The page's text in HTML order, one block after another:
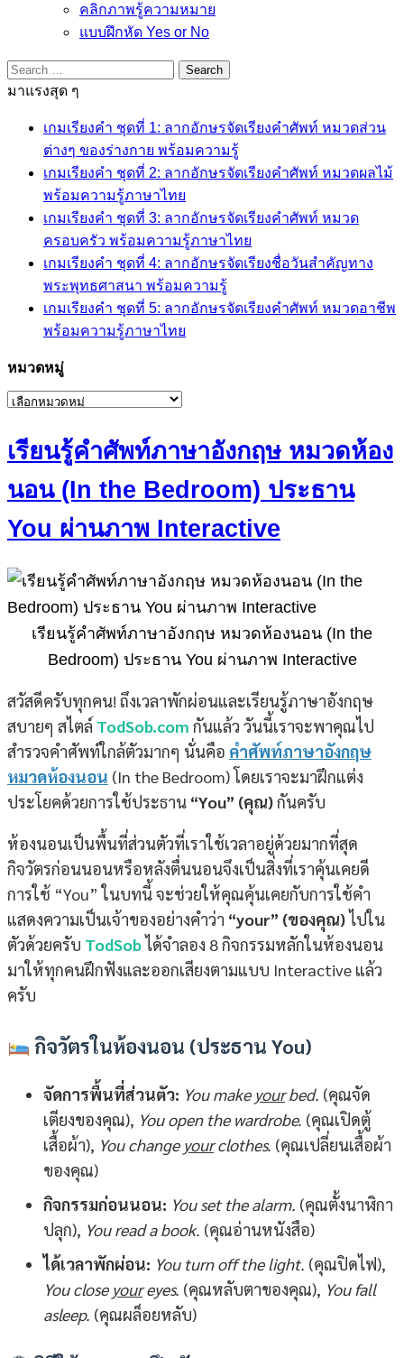
คลิกภาพรู้ความหมาย
แบบฝึกหัด Yes or No
Search
for:
มาแรงสุด ๆ
เกมเรียงคำ ชุดที่ 1: ลากอักษรจัดเรียงคำศัพท์ หมวดส่วน
ต่างๆ ของร่างกาย พร้อมความรู้
เกมเรียงคำ ชุดที่ 2: ลากอักษรจัดเรียงคำศัพท์ หมวดผลไม้
พร้อมความรู้ภาษาไทย
เกมเรียงคำ ชุดที่ 3: ลากอักษรจัดเรียงคำศัพท์ หมวด
ครอบครัว พร้อมความรู้ภาษาไทย
เกมเรียงคำ ชุดที่ 4: ลากอักษรจัดเรียงชื่อวันสำคัญทาง
พระพุทธศาสนา พร้อมความรู้
เกมเรียงคำ ชุดที่ 5: ลากอักษรจัดเรียงคำศัพท์ หมวดอาชีพ
พร้อมความรู้ภาษาไทย
หมวดหมู่
หมวด
เรียนรู้คำศัพท์ภาษาอังกฤษ หมวดห้อง
นอน (In the Bedroom) ประธาน
You ผ่านภาพ Interactive
เรียนรู้คำศัพท์ภาษาอังกฤษ หมวดห้องนอน (In the
Bedroom) ประธาน You ผ่านภาพ Interactive
สวัสดีครับทุกคน! ถึงเวลาพักผ่อนและเรียนรู้ภาษาอังกฤษ
สบายๆ สไตล์ TodSob.com กันแล้ว วันนี้เราจะพาคุณไป
สำรวจคำศัพท์ใกล้ตัวมากๆ นั่นคือ คำศัพท์ภาษาอังกฤษ
หมวดห้องนอน (In the Bedroom) โดยเราจะมาฝึกแต่ง
ประโยคด้วยการใช้ประธาน “You” (คุณ)กันครับ
ห้องนอนเป็นพื้นที่ส่วนตัวที่เราใช้เวลาอยู่ด้วยมากที่สุด
กิจวัตรก่อนนอนหรือหลังตื่นนอนจึงเป็นสิ่งที่เราคุ้นเคยดี
การใช้ “You” ในบทนี้ จะช่วยให้คุณคุ้นเคยกับการใช้คำ
แสดงความเป็นเจ้าของอย่างคำว่า “your” (ของคุณ)ไปใน
ตัวด้วยครับ TodSobได้จำลอง 8 กิจกรรมหลักในห้องนอน
มาให้ทุกคนฝึกฟังและออกเสียงตามแบบ Interactive แล้ว
ครับ
กิจวัตรในห้องนอน (ประธาน You)
จัดการพื้นที่ส่วนตัว: You make yourbed. (คุณจัด
เตียงของคุณ), You open the wardrobe. (คุณเปิดตู้
เสื้อผ้า), You change yourclothes. (คุณเปลี่ยนเสื้อผ้า
ของคุณ)
กิจกรรมก่อนนอน: You set the alarm. (คุณตั้งนาฬิกา
ปลุก), You read a book. (คุณอ่านหนังสือ)
ได้เวลาพักผ่อน: You turn off the light. (คุณปิดไฟ),
You close youreyes. (คุณหลับตาของคุณ), You fall
asleep. (คุณผล็อยหลับ)